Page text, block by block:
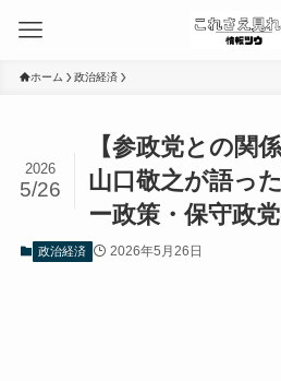
ホーム 政治経済
【参政党との関
山口敬之が語っ
ー政策・保守政
2026
5/26
政治経済 2026年5月26日